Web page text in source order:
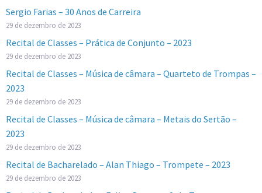
Sergio Farias – 30 Anos de Carreira
29 de dezembro de 2023
Recital de Classes – Prática de Conjunto – 2023
29 de dezembro de 2023
Recital de Classes – Música de câmara – Quarteto de Trompas –
2023
29 de dezembro de 2023
Recital de Classes – Música de câmara – Metais do Sertão –
2023
29 de dezembro de 2023
Recital de Bacharelado – Alan Thiago – Trompete – 2023
29 de dezembro de 2023